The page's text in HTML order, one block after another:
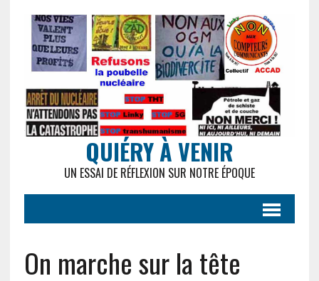
QUIÉRY À VENIR
UN ESSAI DE RÉFLEXION SUR NOTRE ÉPOQUE
On marche sur la tête